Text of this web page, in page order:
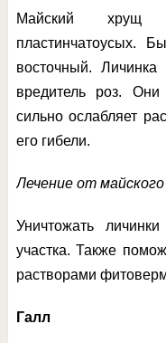
Майский хрущ
пластинчатоусых.
восточный.
вредитель роз.
сильно ослабляет
его гибели.
Лечение от
Уничтожать
участка. Также
растворами
Галл